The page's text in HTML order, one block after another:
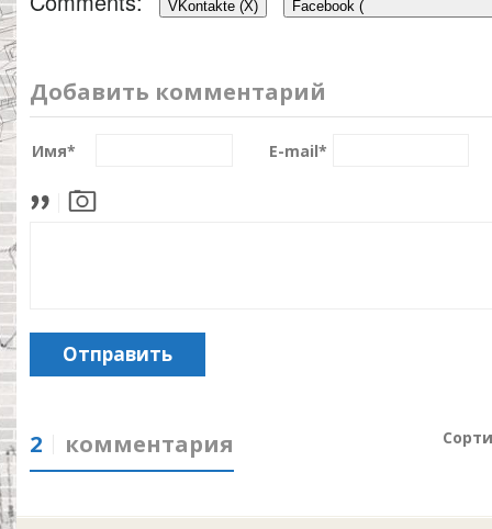
VKontakte (X) Facebook (
Добавить комментарий
Имя* E-mail*
Отправить
2 комментария